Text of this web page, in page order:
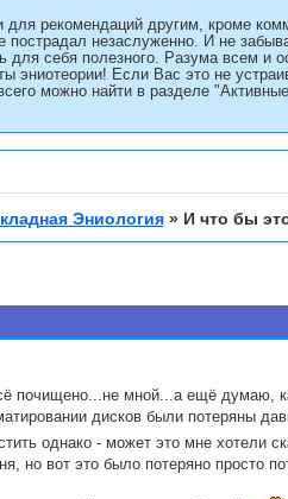
рекомендаций другим, кроме
незаслуженно. И не
для себя полезного. Разума всем и
Если Вас это не
можно найти в разделе
Эниология » И что бы
почищено...не мной...а ещё думаю,
дисков были потеряны
однако - может это мне хотели
но вот это было потеряно просто